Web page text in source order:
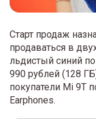
Старт продаж
продаваться в
льдистый синий
990 рублей (128
покупатели Mi 9T
Earphones.